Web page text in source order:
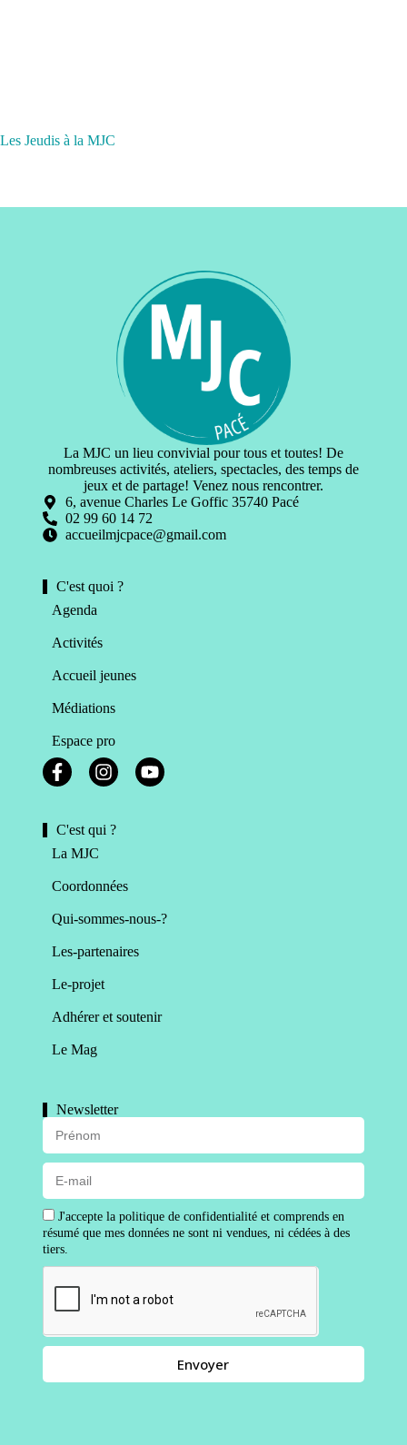
Les Jeudis à la MJC
La MJC un lieu convivial pour tous et toutes! De
nombreuses activités, ateliers, spectacles, des temps de
jeux et de partage! Venez nous rencontrer.
6, avenue Charles Le Goffic 35740 Pacé
02 99 60 14 72
accueilmjcpace@gmail.com
C'est quoi ?
Agenda
Activités
Accueil jeunes
Médiations
Espace pro
C'est qui ?
La MJC
Coordonnées
Qui-sommes-nous-?
Les-partenaires
Le-projet
Adhérer et soutenir
Le Mag
Newsletter
J'accepte la politique de confidentialité et comprends en
résumé que mes données ne sont ni vendues, ni cédées à des
tiers.
Envoyer